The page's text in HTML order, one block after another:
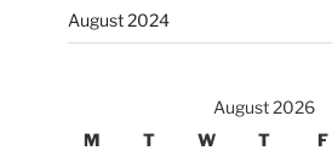
August 2024
August 2026
M
T W T F